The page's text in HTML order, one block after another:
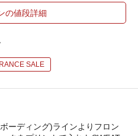
の値段詳細
SALE
ーディング)ラインよりフロン